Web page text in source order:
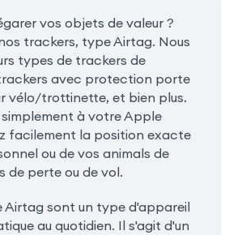
vos objets de valeur ?
trackers, type Airtag. Nous
types de trackers de
avec protection porte
vélo/trottinette, et bien plus.
à votre Apple
facilement la position exacte
ou de vos animals de
de perte ou de vol.
Airtag sont un type d'appareil
au quotidien. Il s'agit d'un